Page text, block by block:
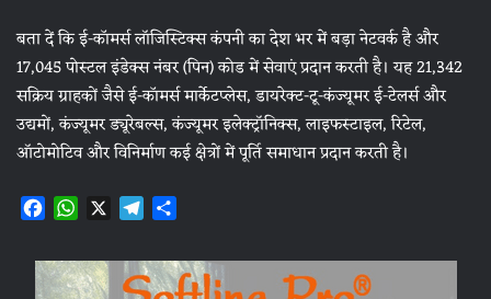
बता दें कि ई-कॉमर्स लॉजिस्टिक्स कंपनी का देश भर में बड़ा नेटवर्क है और
17,045 पोस्टल इंडेक्स नंबर (पिन) कोड में सेवाएं प्रदान करती है। यह 21,342
सक्रिय ग्राहकों जैसे ई-कॉमर्स मार्केटप्लेस, डायरेक्ट-टू-कंज्यूमर ई-टेलर्स और
उद्यमों, कंज्यूमर ड्यूरेबल्स, कंज्यूमर इलेक्ट्रॉनिक्स, लाइफस्टाइल, रिटेल,
ऑटोमोटिव और विनिर्माण कई क्षेत्रों में पूर्ति समाधान प्रदान करती है।
F
c
e
W
a
t
X T
l
e
a
r